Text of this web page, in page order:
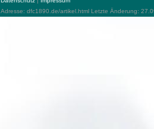
Adresse: dfc1890.de/artikel.html Letzte Änderung: